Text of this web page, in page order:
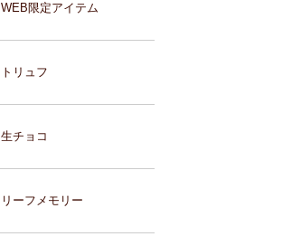
WEB限定アイテム
トリュフ
生チョコ
リーフメモリー